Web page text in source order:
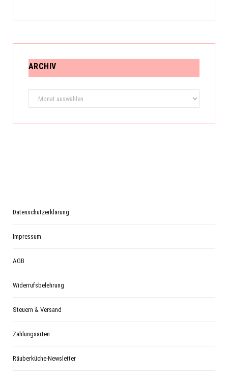
ARCHIV
Archiv
Datenschutzerklärung
Impressum
AGB
Widerrufsbelehrung
Steuern & Versand
Zahlungsarten
Räuberküche-Newsletter